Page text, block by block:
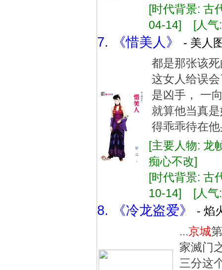
[时代背景:
04-14] [人
7. 《惜美人》
- 美人
都是那张该
这女人给误
是凶手， 一
就算他当真
得乖乖待在
[主要人物:
痴心不改]
[时代背景:
10-14] [人
8. 《冷龙盗爱》
- 焰
...京城
家滅门
三分这